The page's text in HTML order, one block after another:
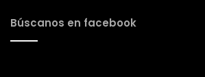
Búscanos en facebook